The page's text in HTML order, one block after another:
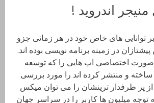
اندروید !
بر توانایی های خاص خود در هر زمانی جزو
پیشتازان در زمینه برنامه نویسی بوده اند.
صورت اختصاصی اپ هایی را که توسعه
ساخته و منتشر کرده اند را مورد بررسی
پر طرفدار ترینشان را می توان میکس
توجه میلیون ها کاربر را در سراسر جهان